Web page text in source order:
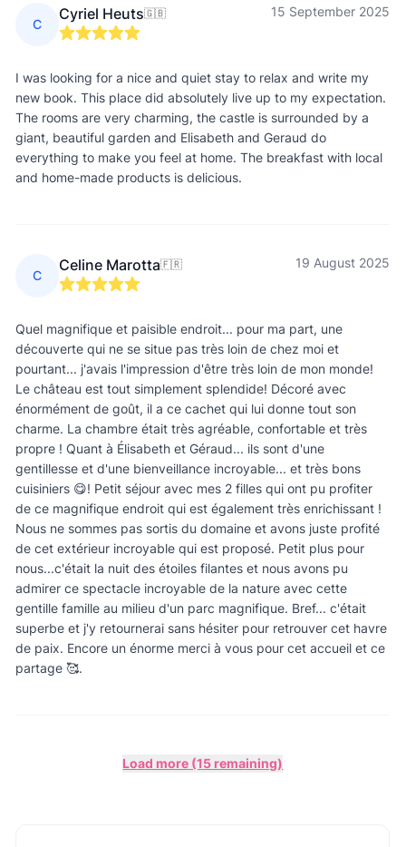
C
Cyriel Heuts🇬🇧 15 September 2025
I was looking for a nice and quiet stay to relax and write my
new book. This place did absolutely live up to my expectation.
The rooms are very charming, the castle is surrounded by a
giant, beautiful garden and Elisabeth and Geraud do
everything to make you feel at home. The breakfast with local
and home-made products is delicious.
C
Celine Marotta🇫🇷 19 August 2025
Quel magnifique et paisible endroit... pour ma part, une
découverte qui ne se situe pas très loin de chez moi et
pourtant... j'avais l'impression d'être très loin de mon monde!
Le château est tout simplement splendide! Décoré avec
énormément de goût, il a ce cachet qui lui donne tout son
charme. La chambre était très agréable, confortable et très
propre ! Quant à Élisabeth et Géraud... ils sont d'une
gentillesse et d'une bienveillance incroyable... et très bons
cuisiniers 😋! Petit séjour avec mes 2 filles qui ont pu profiter
de ce magnifique endroit qui est également très enrichissant !
Nous ne sommes pas sortis du domaine et avons juste profité
de cet extérieur incroyable qui est proposé. Petit plus pour
nous...c'était la nuit des étoiles filantes et nous avons pu
admirer ce spectacle incroyable de la nature avec cette
gentille famille au milieu d'un parc magnifique. Bref... c'était
superbe et j'y retournerai sans hésiter pour retrouver cet havre
de paix. Encore un énorme merci à vous pour cet accueil et ce
partage 🥰.
Load more (15 remaining)